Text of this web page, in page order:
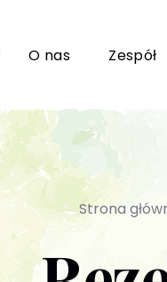
O nas Zespół
Grupy wsparcia i
Poradnictwo
Strona